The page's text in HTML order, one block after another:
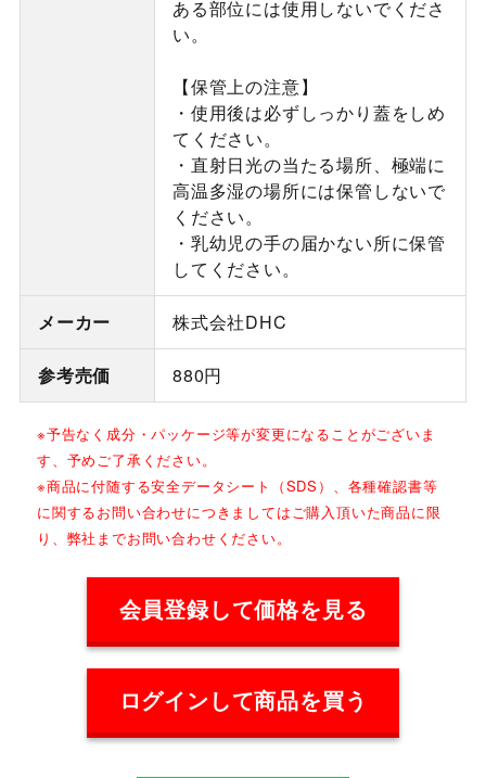
ある部位には使用しないでくださ
い。
【保管上の注意】
・使用後は必ずしっかり蓋をしめ
てください。
・直射日光の当たる場所、極端に
高温多湿の場所には保管しないで
ください。
・乳幼児の手の届かない所に保管
してください。
メーカー 株式会社DHC
参考売価 880円
※予告なく成分・パッケージ等が変更になることがございま
す、予めご了承ください。
※商品に付随する安全データシート（SDS）、各種確認書等
に関するお問い合わせにつきましてはご購入頂いた商品に限
り、弊社までお問い合わせください。
会員登録して価格を見る
ログインして商品を買う